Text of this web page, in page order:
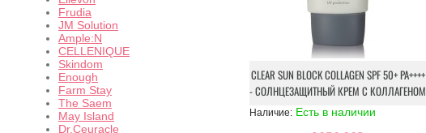
Frudia
JM Solution
Ample:N
CELLENIQUE
Skindom
Enough
Farm Stay
The Saem
May Island
Dr.Ceuracle
CLEAR SUN BLOCK COLLAGEN SPF 50+ PA++++
- СОЛНЦЕЗАЩИТНЫЙ КРЕМ С КОЛЛАГЕНОМ
Наличие: Есть в наличии